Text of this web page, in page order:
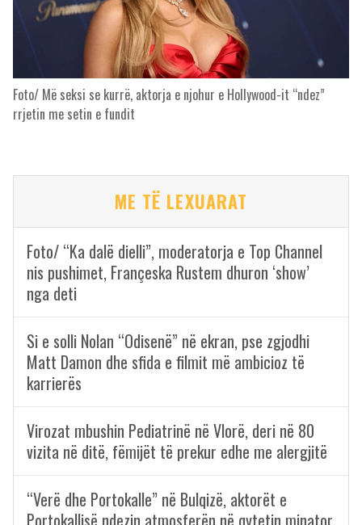
Foto/ Më seksi se kurrë, aktorja e njohur e Hollywood-it “ndez”
rrjetin me setin e fundit
ME TË LEXUARAT
Foto/ “Ka dalë dielli”, moderatorja e Top Channel
nis pushimet, Françeska Rustem dhuron ‘show’
nga deti
Si e solli Nolan “Odisenë” në ekran, pse zgjodhi
Matt Damon dhe sfida e filmit më ambicioz të
karrierës
Virozat mbushin Pediatrinë në Vlorë, deri në 80
vizita në ditë, fëmijët të prekur edhe me alergjitë
“Verë dhe Portokalle” në Bulqizë, aktorët e
Portokallisë ndezin atmosferën në qytetin minator.